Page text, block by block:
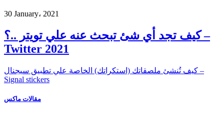
30 January، 2021
كيف تجد أي شئ تبحث عنه علي تويتر ..؟ –
Twitter 2021
كيف تُنشئ ملصقاتك (استكراتك) الخاصة علي تطبيق سيجنال –
Signal stickers
مقالات ماكس